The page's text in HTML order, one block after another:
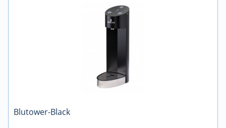
Blutower-Black